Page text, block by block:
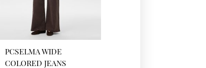
PCSELMA WIDE
COLORED JEANS